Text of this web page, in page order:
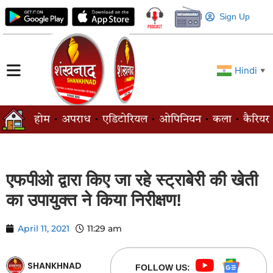
Sign Up
Hindi ▼
होम अपराध एडिटोरियल ओपिनियन कला कैरियर
एफपीओ द्वारा किए जा रहे स्ट्राबेरी की खेती
का उपायुक्त ने किया निरीक्षण!
April 11, 2021 11:29 am
SHANKHNAD FOLLOW US: